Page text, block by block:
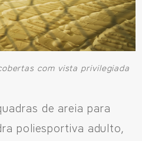
com vista privilegiada
de areia para
poliesportiva adulto,